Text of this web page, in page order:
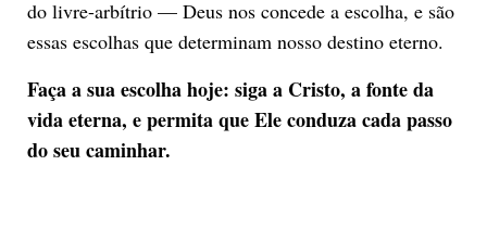
do livre-arbítrio — Deus nos concede a escolha, e são
essas escolhas que determinam nosso destino eterno.
Faça a sua escolha hoje: siga a Cristo, a fonte da
vida eterna, e permita que Ele conduza cada passo
do seu caminhar.